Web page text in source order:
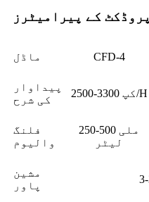
پروڈکٹ کے پیرامیٹرز
ماڈل CFD-4
پیداوار
کی شرح
2500-3300 کپ/H
فلنگ
والیوم
250-500 ملی
لیٹر
مشین
پاور